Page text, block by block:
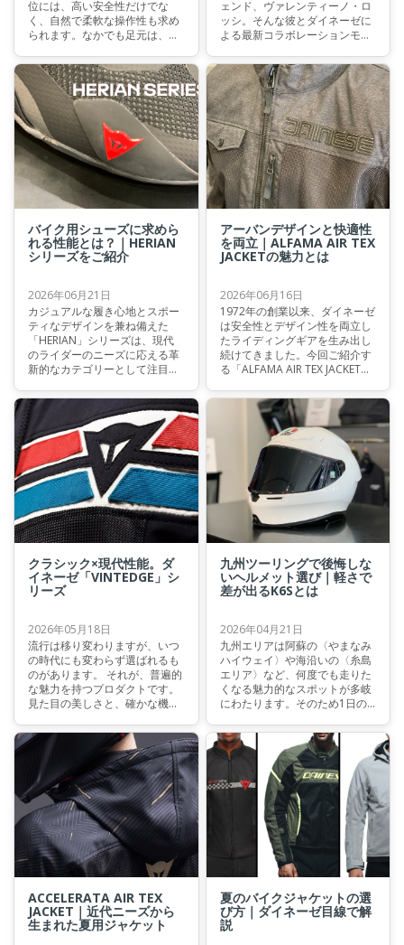
位には、高い安全性だけでな
く、自然で柔軟な操作性も求め
られます。なかでも足元は、シ
いった操作性に大きく影響し、
ライディングフィールを左右す
る重要な要素です。本記事で
は、ダイネーゼのレーシングブ
ーツコレクションを代表する3
モデルを比較し、それぞれの柔
軟性や履き心地を詳しく解説し
ます。
ェンド、ヴァレンティーノ・ロ
ッシ。そんな彼とダイネーゼに
よる最新コラボレーションモデ
は、その魅力をご紹介いたしま
す。
バイク用シューズに求めら
れる性能とは？｜HERIAN
シリーズをご紹介
2026年06月21日
カジュアルな履き心地とスポー
ティなデザインを兼ね備えた
「HERIAN」シリーズは、現代
のライダーのニーズに応える革
新的なカテゴリーとして注目を
リーズのラインナップとそれぞ
れの特徴をご紹介いたします。
アーバンデザインと快適性
を両立｜ALFAMA AIR TEX
JACKETの魅力とは
2026年06月16日
1972年の創業以来、ダイネーゼ
は安全性とデザイン性を両立し
たライディングギアを生み出し
続けてきました。今回ご紹介す
る「ALFAMA AIR TEX JACKET」
ライディングジャケットのひと
つです。本記事では、その特徴
に加え類似モデルとの違いにつ
いてもご紹介します。
クラシック×現代性能。ダ
イネーゼ「VINTEDGE」シ
リーズ
2026年05月18日
流行は移り変わりますが、いつ
の時代にも変わらず選ばれるも
のがあります。 それが、普遍的
な魅力を持つプロダクトです。
見た目の美しさと、確かな機能
が、ダイネーゼのVINTEDGEシ
九州ツーリングで後悔しな
いヘルメット選び｜軽さで
差が出るK6Sとは
2026年04月21日
九州エリアは阿蘇の〈やまなみ
ハイウェイ〉や海沿いの〈糸島
エリア〉など、何度でも走りた
くなる魅力的なスポットが多岐
にわたります。そのため1日の
グから市街地まで環境も大きく
変化します。「帰る頃には首や
肩が重い」「後半になると集中
力が落ちる」――そんな経験を
された方も多いのではないでし
ょうか。
ACCELERATA AIR TEX
JACKET｜近代ニーズから
生まれた夏用ジャケット
夏のバイクジャケットの選
び方｜ダイネーゼ目線で解
説